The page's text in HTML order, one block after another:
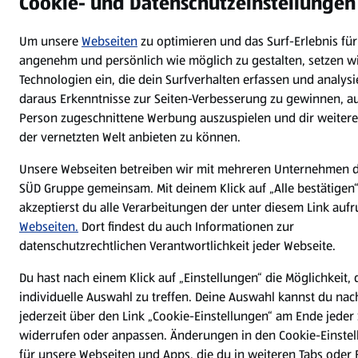
Um unsereWebseitenzu optimieren und das Surf-Erlebnis
angenehm und persönlich wie möglich zu gestalten, setzen
Technologien ein, die dein Surfverhalten erfassen und
daraus Erkenntnisse zur Seiten-Verbesserung zu gewinnen,
Person zugeschnittene Werbung auszuspielen und dir
der vernetzten Welt anbieten zu können.
Unsere Webseiten betreiben wir mit mehreren Unternehmen
SÜD Gruppe gemeinsam. Mit deinem Klick auf „Alle bestätigen“
akzeptierst du alle Verarbeitungen der unter diesem Link
Webseiten. Dort findest du auch Informationen zur
datenschutzrechtlichen Verantwortlichkeit jeder Webseite.
Du hast nach einem Klick auf „Einstellungen“ die Möglichkeit,
individuelle Auswahl zu treffen. Deine Auswahl kannst du
jederzeit über den Link „Cookie-Einstellungen“ am Ende jeder
widerrufen oder anpassen. Änderungen in den Cookie-